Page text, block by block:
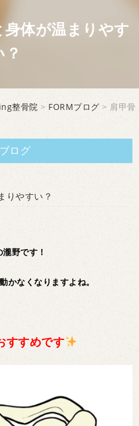
体が温まりやす
？
整骨院 > FORMブログ > 肩甲骨
ログ
りやすい？
瀧野です！
かなくなりますよね。
すすめです